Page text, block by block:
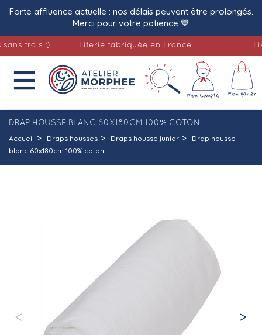
Forte affluence actuelle : nos délais peuvent être prolongés.
Merci pour votre patience 💙
frais :) Literie fabriquée en France

DRAP HOUSSE BLANC 60X180CM 100% COTON
Accueil Draps housses Draps housse junior
Drap housse
blanc 60x180cm 100% coton